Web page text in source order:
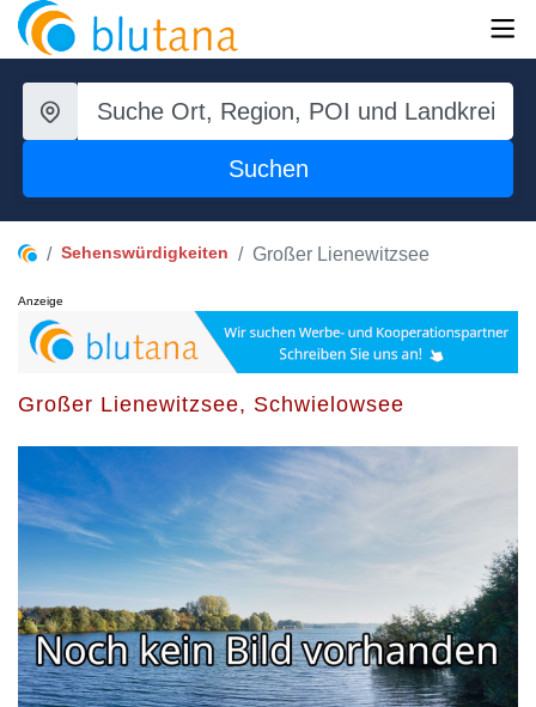
Suchen
Sehenswürdigkeiten Großer Lienewitzsee
Anzeige
Großer Lienewitzsee, Schwielowsee